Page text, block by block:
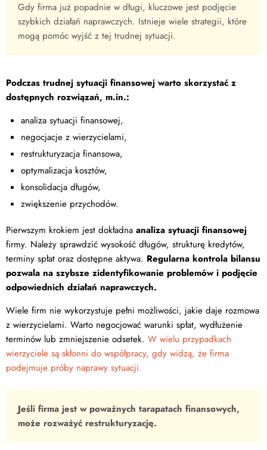
Gdy firma już popadnie w długi, kluczowe jest podjęcie
szybkich działań naprawczych. Istnieje wiele strategii, które
mogą pomóc wyjść z tej trudnej sytuacji.
Podczas trudnej sytuacji finansowej warto skorzystać z
dostępnych rozwiązań, m.in.:
analiza sytuacji finansowej,
negocjacje z wierzycielami,
restrukturyzacja finansowa,
optymalizacja kosztów,
konsolidacja długów,
zwiększenie przychodów.
Pierwszym krokiem jest dokładna analiza sytuacji finansowej
firmy. Należy sprawdzić wysokość długów, strukturę kredytów,
terminy spłat oraz dostępne aktywa. Regularna kontrola bilansu
pozwala na szybsze zidentyfikowanie problemów i podjęcie
odpowiednich działań naprawczych.
Wiele firm nie wykorzystuje pełni możliwości, jakie daje rozmowa
z wierzycielami. Warto negocjować warunki spłat, wydłużenie
terminów lub zmniejszenie odsetek. W wielu przypadkach
wierzyciele są skłonni do współpracy, gdy widzą, że firma
podejmuje próby naprawy sytuacji.
Jeśli firma jest w poważnych tarapatach finansowych,
może rozważyć restrukturyzację.